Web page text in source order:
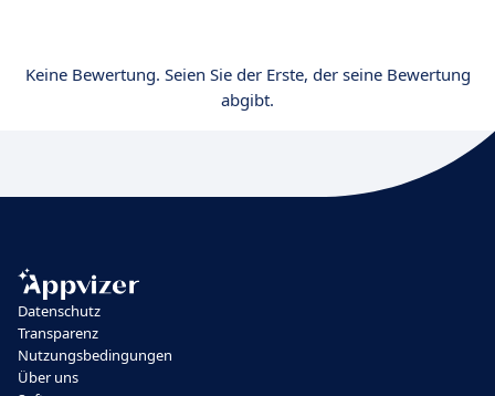
Keine Bewertung. Seien Sie der Erste, der seine Bewertung
abgibt.
Datenschutz
Transparenz
Nutzungsbedingungen
Über uns